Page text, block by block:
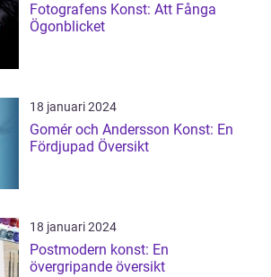
Fotografens Konst: Att Fånga
Ögonblicket
18 januari 2024
Gomér och Andersson Konst: En
Fördjupad Översikt
18 januari 2024
Postmodern konst: En
övergripande översikt